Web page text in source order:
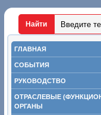
ГЛАВНАЯ
СОБЫТИЯ
РУКОВОДСТВО
ОТРАСЛЕВЫЕ
ОРГАНЫ